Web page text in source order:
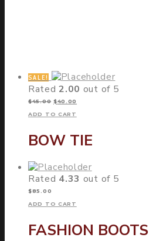
SALE!
Rated2.00 out of 5
$45.00 $40.00
ADD TO CART
BOW TIE
Rated 4.33 out of 5
$85.00
ADD TO CART
FASHION BOOTS